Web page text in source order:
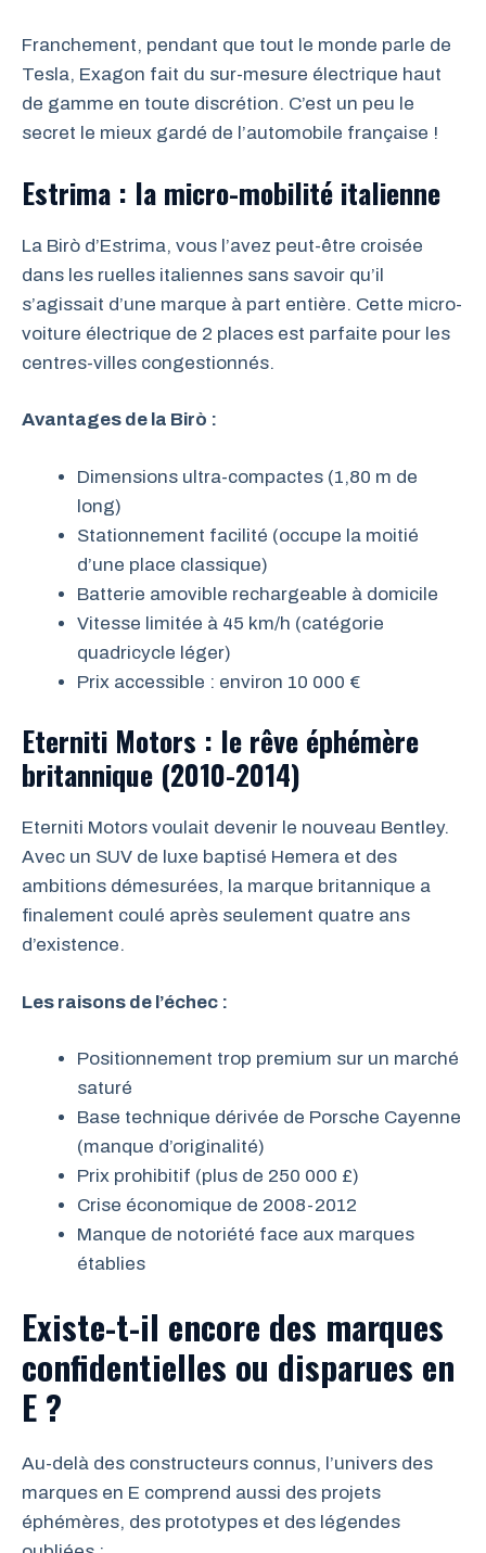
Franchement, pendant que tout le monde parle de
Tesla, Exagon fait du sur-mesure électrique haut
de gamme en toute discrétion. C’est un peu le
secret le mieux gardé de l’automobile française !
Estrima : la micro-mobilité italienne
La Birò d’Estrima, vous l’avez peut-être croisée
dans les ruelles italiennes sans savoir qu’il
s’agissait d’une marque à part entière. Cette micro-
voiture électrique de 2 places est parfaite pour les
centres-villes congestionnés.
Avantages de la Birò :
Dimensions ultra-compactes (1,80 m de
long)
Stationnement facilité (occupe la moitié
d’une place classique)
Batterie amovible rechargeable à domicile
Vitesse limitée à 45 km/h (catégorie
quadricycle léger)
Prix accessible : environ 10 000 €
Eterniti Motors : le rêve éphémère
britannique (2010-2014)
Eterniti Motors voulait devenir le nouveau Bentley.
Avec un SUV de luxe baptisé Hemera et des
ambitions démesurées, la marque britannique a
finalement coulé après seulement quatre ans
d’existence.
Les raisons de l’échec :
Positionnement trop premium sur un marché
saturé
Base technique dérivée de Porsche Cayenne
(manque d’originalité)
Prix prohibitif (plus de 250 000 £)
Crise économique de 2008-2012
Manque de notoriété face aux marques
établies
Existe-t-il encore des marques
confidentielles ou disparues en
E ?
Au-delà des constructeurs connus, l’univers des
marques en E comprend aussi des projets
éphémères, des prototypes et des légendes